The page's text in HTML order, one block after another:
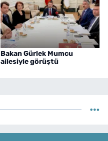
Bakan Gürlek Mumcu
ailesiyle görüştü